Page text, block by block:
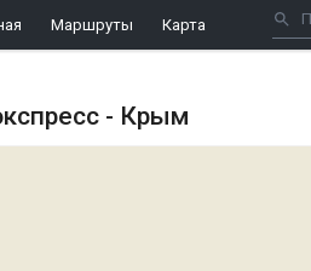
Маршруты Карта
- Крым